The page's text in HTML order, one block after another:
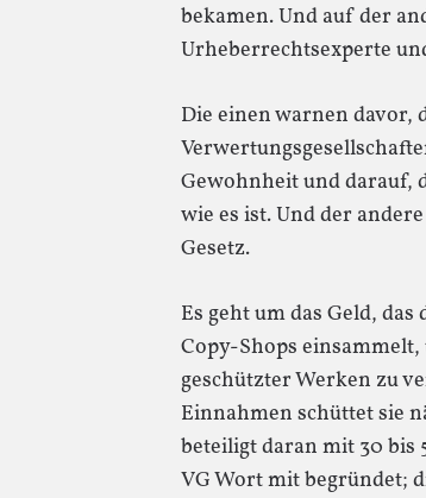
bekamen. Und auf der
Urheberrechtsexperte
Die einen warnen davor,
Gewohnheit und darauf,
wie es ist. Und der
Gesetz.
Es geht um das Geld,
Copy-Shops
geschützter Werken zu
Einnahmen schüttet sie
beteiligt daran mit 30 bis
VG Wort mit begründet;